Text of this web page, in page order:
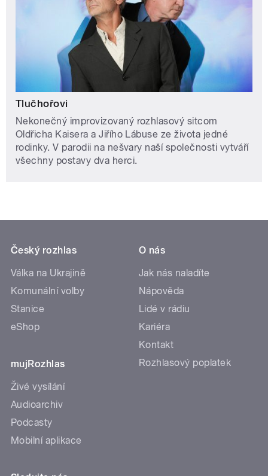
Tlučhořovi
Nekonečný improvizovaný rozhlasový sitcom
Oldřicha Kaisera a Jiřího Lábuse ze života jedné
rodinky. V parodii na nešvary naší společnosti vytváří
všechny postavy dva herci.
Český rozhlas
Válka na Ukrajině
Komunální volby
Stanice
eShop
mujRozhlas
Živé vysílání
Audioarchiv
Podcasty
Mobilní aplikace
O nás
Jak nás naladíte
Nápověda
Lidé v rádiu
Kariéra
Kontakt
Rozhlasový poplatek